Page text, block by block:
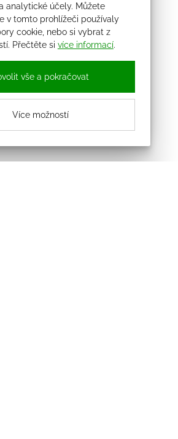
analytické účely. Můžete
v tomto prohlížeči používaly
cookie, nebo si vybrat z
Přečtěte si více informací.
vše a pokračovat
Více možností